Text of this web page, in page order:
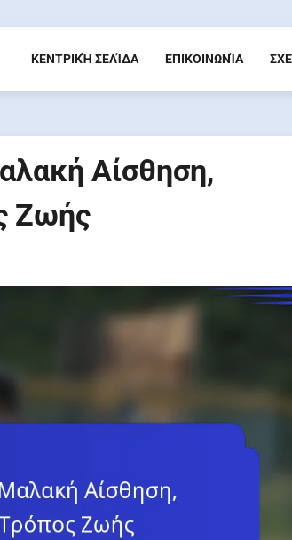
ΚΕΝΤΡΙΚΉ ΣΕΛΊΔΑ ΕΠΙΚΟΙΝΩΝΊΑ
Αίσθηση,
Ζωής